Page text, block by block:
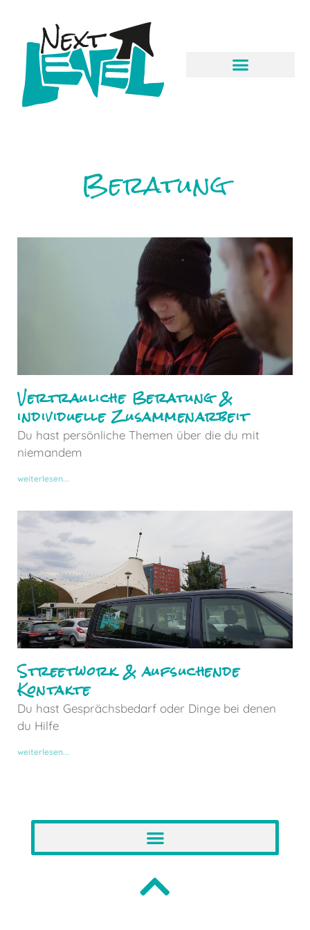
Beratung
Vertrauliche Beratung &
individuelle Zusammenarbeit
Du hast persönliche Themen über die du mit
niemandem
weiterlesen...
Streetwork & aufsuchende
Kontakte
Du hast Gesprächsbedarf oder Dinge bei denen
du Hilfe
weiterlesen...